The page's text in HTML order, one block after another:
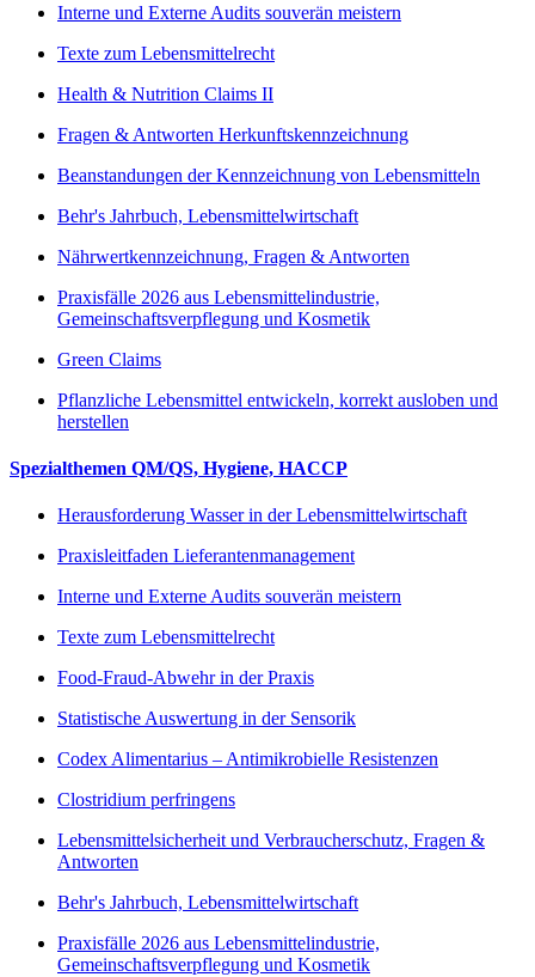
Interne und Externe Audits souverän meistern
Texte zum Lebensmittelrecht
Health & Nutrition Claims II
Fragen & Antworten Herkunftskennzeichnung
Beanstandungen der Kennzeichnung von Lebensmitteln
Behr's Jahrbuch, Lebensmittelwirtschaft
Nährwertkennzeichnung, Fragen & Antworten
Praxisfälle 2026 aus Lebensmittelindustrie,
Gemeinschaftsverpflegung und Kosmetik
Green Claims
Pflanzliche Lebensmittel entwickeln, korrekt ausloben und
herstellen
Spezialthemen QM/QS, Hygiene, HACCP
Herausforderung Wasser in der Lebensmittelwirtschaft
Praxisleitfaden Lieferantenmanagement
Interne und Externe Audits souverän meistern
Texte zum Lebensmittelrecht
Food-Fraud-Abwehr in der Praxis
Statistische Auswertung in der Sensorik
Codex Alimentarius – Antimikrobielle Resistenzen
Clostridium perfringens
Lebensmittelsicherheit und Verbraucherschutz, Fragen &
Antworten
Behr's Jahrbuch, Lebensmittelwirtschaft
Praxisfälle 2026 aus Lebensmittelindustrie,
Gemeinschaftsverpflegung und Kosmetik